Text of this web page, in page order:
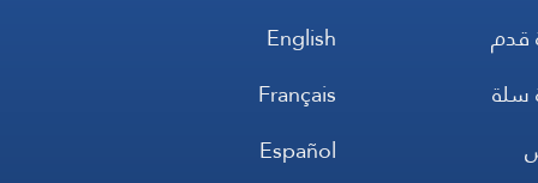
قدم
سلة
English
Français
Español